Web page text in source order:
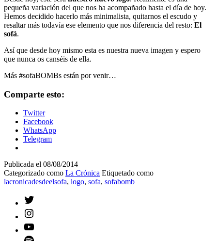
pequeña variación del que nos ha acompañado hasta el día de hoy.
Hemos decidido hacerlo más minimalista, quitarnos el escudo y
resaltar más todavía ese elemento que nos diferencia del resto: El
sofá.
Así que desde hoy mismo esta es nuestra nueva imagen y espero
que nunca os canséis de ella.
Más #sofaBOMBs están por venir…
Comparte esto:
Twitter
Facebook
WhatsApp
Telegram
Publicada el 08/08/2014
Categorizado como La Crónica Etiquetado como
lacronicadesdeelsofa, logo, sofa, sofabomb